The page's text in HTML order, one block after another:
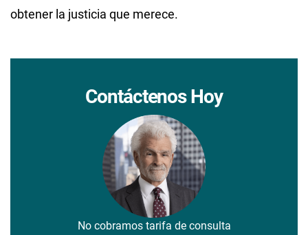
obtener la justicia que merece.
Contáctenos Hoy
No cobramos tarifa de consulta